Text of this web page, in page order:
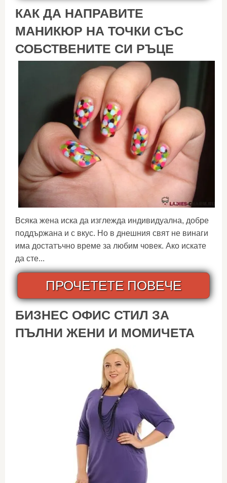
КАК ДА НАПРАВИТЕ
МАНИКЮР НА ТОЧКИ СЪС
СОБСТВЕНИТЕ СИ РЪЦЕ
Всяка жена иска да изглежда индивидуална, добре
поддържана и с вкус. Но в днешния свят не винаги
има достатъчно време за любим човек. Ако искате
да сте...
ПРОЧЕТЕТЕ ПОВЕЧЕ
БИЗНЕС ОФИС СТИЛ ЗА
ПЪЛНИ ЖЕНИ И МОМИЧЕТА